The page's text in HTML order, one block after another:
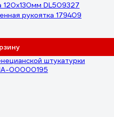
120x130мм DL509327
рукоятка 179409